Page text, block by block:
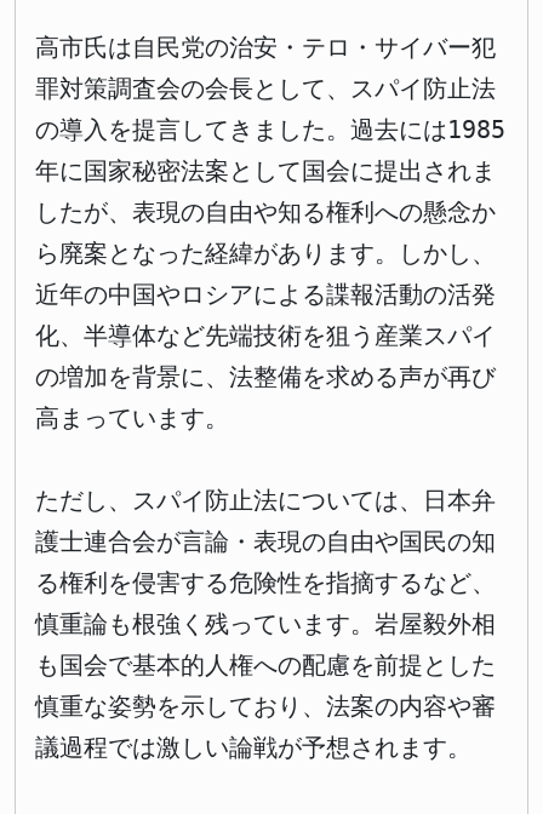
高市氏は自民党の治安・テロ・サイバー犯
罪対策調査会の会長として、スパイ防止法
の導入を提言してきました。過去には1985
年に国家秘密法案として国会に提出されま
したが、表現の自由や知る権利への懸念か
ら廃案となった経緯があります。しかし、
近年の中国やロシアによる諜報活動の活発
化、半導体など先端技術を狙う産業スパイ
の増加を背景に、法整備を求める声が再び
高まっています。
ただし、スパイ防止法については、日本弁
護士連合会が言論・表現の自由や国民の知
る権利を侵害する危険性を指摘するなど、
慎重論も根強く残っています。岩屋毅外相
も国会で基本的人権への配慮を前提とした
慎重な姿勢を示しており、法案の内容や審
議過程では激しい論戦が予想されます。